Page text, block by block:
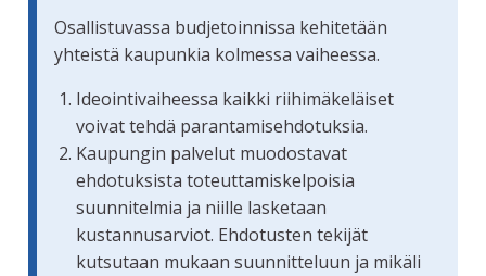
Osallistuvassa budjetoinnissa kehitetään
yhteistä kaupunkia kolmessa vaiheessa.
Ideointivaiheessa kaikki riihimäkeläiset
voivat tehdä parantamisehdotuksia.
Kaupungin palvelut muodostavat
ehdotuksista toteuttamiskelpoisia
suunnitelmia ja niille lasketaan
kustannusarviot. Ehdotusten tekijät
kutsutaan mukaan suunnitteluun ja mikäli